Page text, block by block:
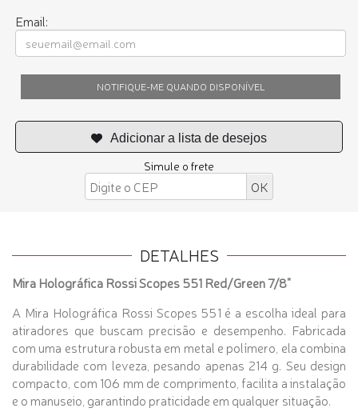
Email:
NOTIFIQUE-ME QUANDO DISPONÍVEL
Simule o frete
DETALHES
Mira Holográfica Rossi Scopes 551 Red/Green 7/8"
A Mira Holográfica Rossi Scopes 551 é a escolha ideal para
atiradores que buscam precisão e desempenho. Fabricada
com uma estrutura robusta em metal e polímero, ela combina
durabilidade com leveza, pesando apenas 214 g. Seu design
compacto, com 106 mm de comprimento, facilita a instalação
e o manuseio, garantindo praticidade em qualquer situação.